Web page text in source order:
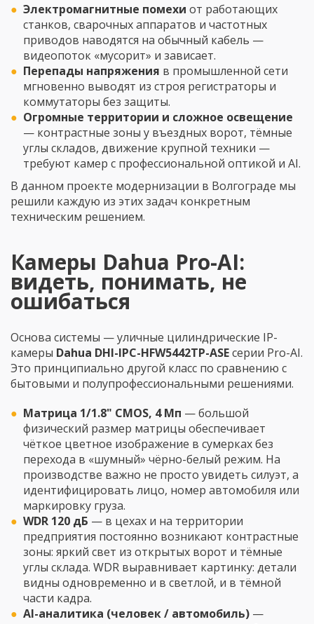
Электромагнитные помехи от работающих
станков, сварочных аппаратов и частотных
приводов наводятся на обычный кабель —
видеопоток «мусорит» и зависает.
Перепады напряжения в промышленной сети
мгновенно выводят из строя регистраторы и
коммутаторы без защиты.
Огромные территории и сложное освещение
— контрастные зоны у въездных ворот, тёмные
углы складов, движение крупной техники —
требуют камер с профессиональной оптикой и AI.
В данном проекте модернизации в Волгограде мы
решили каждую из этих задач конкретным
техническим решением.
Камеры Dahua Pro-AI:
видеть, понимать, не
ошибаться
Основа системы — уличные цилиндрические IP-
камеры Dahua DHI-IPC-HFW5442TP-ASEсерии Pro-AI.
Это принципиально другой класс по сравнению с
бытовыми и полупрофессиональными решениями.
Матрица 1/1.8" CMOS, 4 Мп — большой
физический размер матрицы обеспечивает
чёткое цветное изображение в сумерках без
перехода в «шумный» чёрно-белый режим. На
производстве важно не просто увидеть силуэт, а
идентифицировать лицо, номер автомобиля или
маркировку груза.
WDR 120 дБ — в цехах и на территории
предприятия постоянно возникают контрастные
зоны: яркий свет из открытых ворот и тёмные
углы склада. WDR выравнивает картинку: детали
видны одновременно и в светлой, и в тёмной
части кадра.
AI-аналитика (человек / автомобиль) —